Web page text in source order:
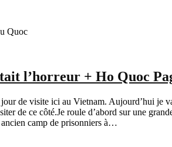
l’horreur + Ho Quoc
de visite ici au Vietnam. Aujourd’hui je
de ce côté.Je roule d’abord sur une
camp de prisonniers à…